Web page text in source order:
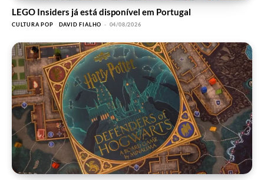
LEGO Insiders já está disponível em Portugal
CULTURA POP DAVID FIALHO - 04/08/2026